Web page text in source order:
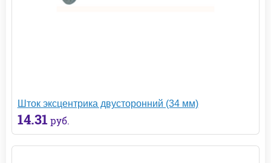
Шток эксцентрика двусторонний (34 мм)
14.31 руб.